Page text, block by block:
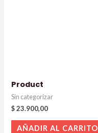
Product
Sin categorizar
$23.900,00
AÑADIR AL CARRITO